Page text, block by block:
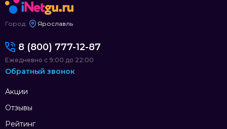
Город: Ярославль
Акции
Отзывы
Рейтинг
8 (800) 777-12-87
Ежедневно с 9:00 до 22:00
Обратный звонок